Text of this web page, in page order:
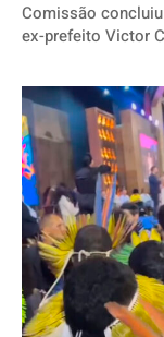
Comissão
ex-prefeito Victor